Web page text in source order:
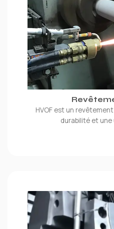
HVOF est un
durabilité et